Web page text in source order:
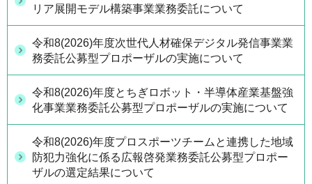
リア展開モデル構築事業業務委託について
令和8(2026)年度次世代人材確保デジタル発信事業業
務委託公募型プロポーザルの実施について
令和8(2026)年度とちぎロボット・半導体産業基盤強
化事業業務委託公募型プロポーザルの実施について
令和8(2026)年度プロスポーツチームと連携した地域
防犯力強化に係る広報啓発業務委託公募型プロポー
ザルの選定結果について